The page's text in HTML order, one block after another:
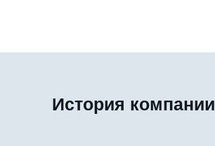
История компании